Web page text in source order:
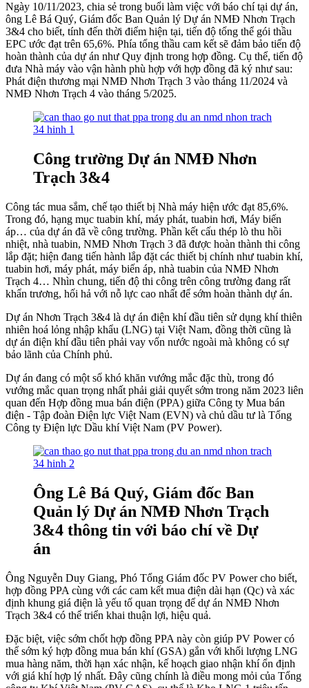
Ngày 10/11/2023, chia sẻ trong buổi làm việc với báo chí tại dự án,
ông Lê Bá Quý, Giám đốc Ban Quản lý Dự án NMĐ Nhơn Trạch
3&4 cho biết, tính đến thời điểm hiện tại, tiến độ tổng thể gói thầu
EPC ước đạt trên 65,6%. Phía tổng thầu cam kết sẽ đảm bảo tiến độ
hoàn thành của dự án như Quy định trong hợp đồng. Cụ thể, tiến độ
đưa Nhà máy vào vận hành phù hợp với hợp đồng đã ký như sau:
Phát điện thương mại NMĐ Nhơn Trạch 3 vào tháng 11/2024 và
NMĐ Nhơn Trạch 4 vào tháng 5/2025.
Công trường Dự án NMĐ Nhơn
Trạch 3&4
Công tác mua sắm, chế tạo thiết bị Nhà máy hiện ước đạt 85,6%.
Trong đó, hạng mục tuabin khí, máy phát, tuabin hơi, Máy biến
áp… của dự án đã về công trường. Phần kết cấu thép lò thu hồi
nhiệt, nhà tuabin, NMĐ Nhơn Trạch 3 đã được hoàn thành thi công
lắp đặt; hiện đang tiến hành lắp đặt các thiết bị chính như tuabin khí,
tuabin hơi, máy phát, máy biến áp, nhà tuabin của NMĐ Nhơn
Trạch 4… Nhìn chung, tiến độ thi công trên công trường đang rất
khẩn trương, hối hả với nỗ lực cao nhất để sớm hoàn thành dự án.
Dự án Nhơn Trạch 3&4 là dự án điện khí đầu tiên sử dụng khí thiên
nhiên hoá lỏng nhập khẩu (LNG) tại Việt Nam, đồng thời cũng là
dự án điện khí đầu tiên phải vay vốn nước ngoài mà không có sự
bảo lãnh của Chính phủ.
Dự án đang có một số khó khăn vướng mắc đặc thù, trong đó
vướng mắc quan trọng nhất phải giải quyết sớm trong năm 2023 liên
quan đến Hợp đồng mua bán điện (PPA) giữa Công ty Mua bán
điện - Tập đoàn Điện lực Việt Nam (EVN) và chủ dầu tư là Tổng
Công ty Điện lực Dầu khí Việt Nam (PV Power).
Ông Lê Bá Quý, Giám đốc Ban
Quản lý Dự án NMĐ Nhơn Trạch
3&4 thông tin với báo chí về Dự
án
Ông Nguyễn Duy Giang, Phó Tổng Giám đốc PV Power cho biết,
hợp đồng PPA cùng với các cam kết mua điện dài hạn (Qc) và xác
định khung giá điện là yếu tố quan trọng để dự án NMĐ Nhơn
Trạch 3&4 có thể triển khai thuận lợi, hiệu quả.
Đặc biệt, việc sớm chốt hợp đồng PPA này còn giúp PV Power có
thể sớm ký hợp đồng mua bán khí (GSA) gắn với khối lượng LNG
mua hàng năm, thời hạn xác nhận, kế hoạch giao nhận khí ổn định
với giá khí hợp lý nhất. Đây cũng chính là điều mong mỏi của Tổng